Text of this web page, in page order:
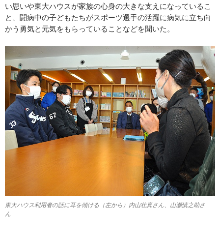
い思いや東大ハウスが家族の心身の大きな支えになっているこ
と、闘病中の子どもたちがスポーツ選手の活躍に病気に立ち向
かう勇気と元気をもらっていることなどを聞いた。
東大ハウス利用者の話に耳を傾ける（左から）内山壮真さん、山瀬慎之助さ
ん